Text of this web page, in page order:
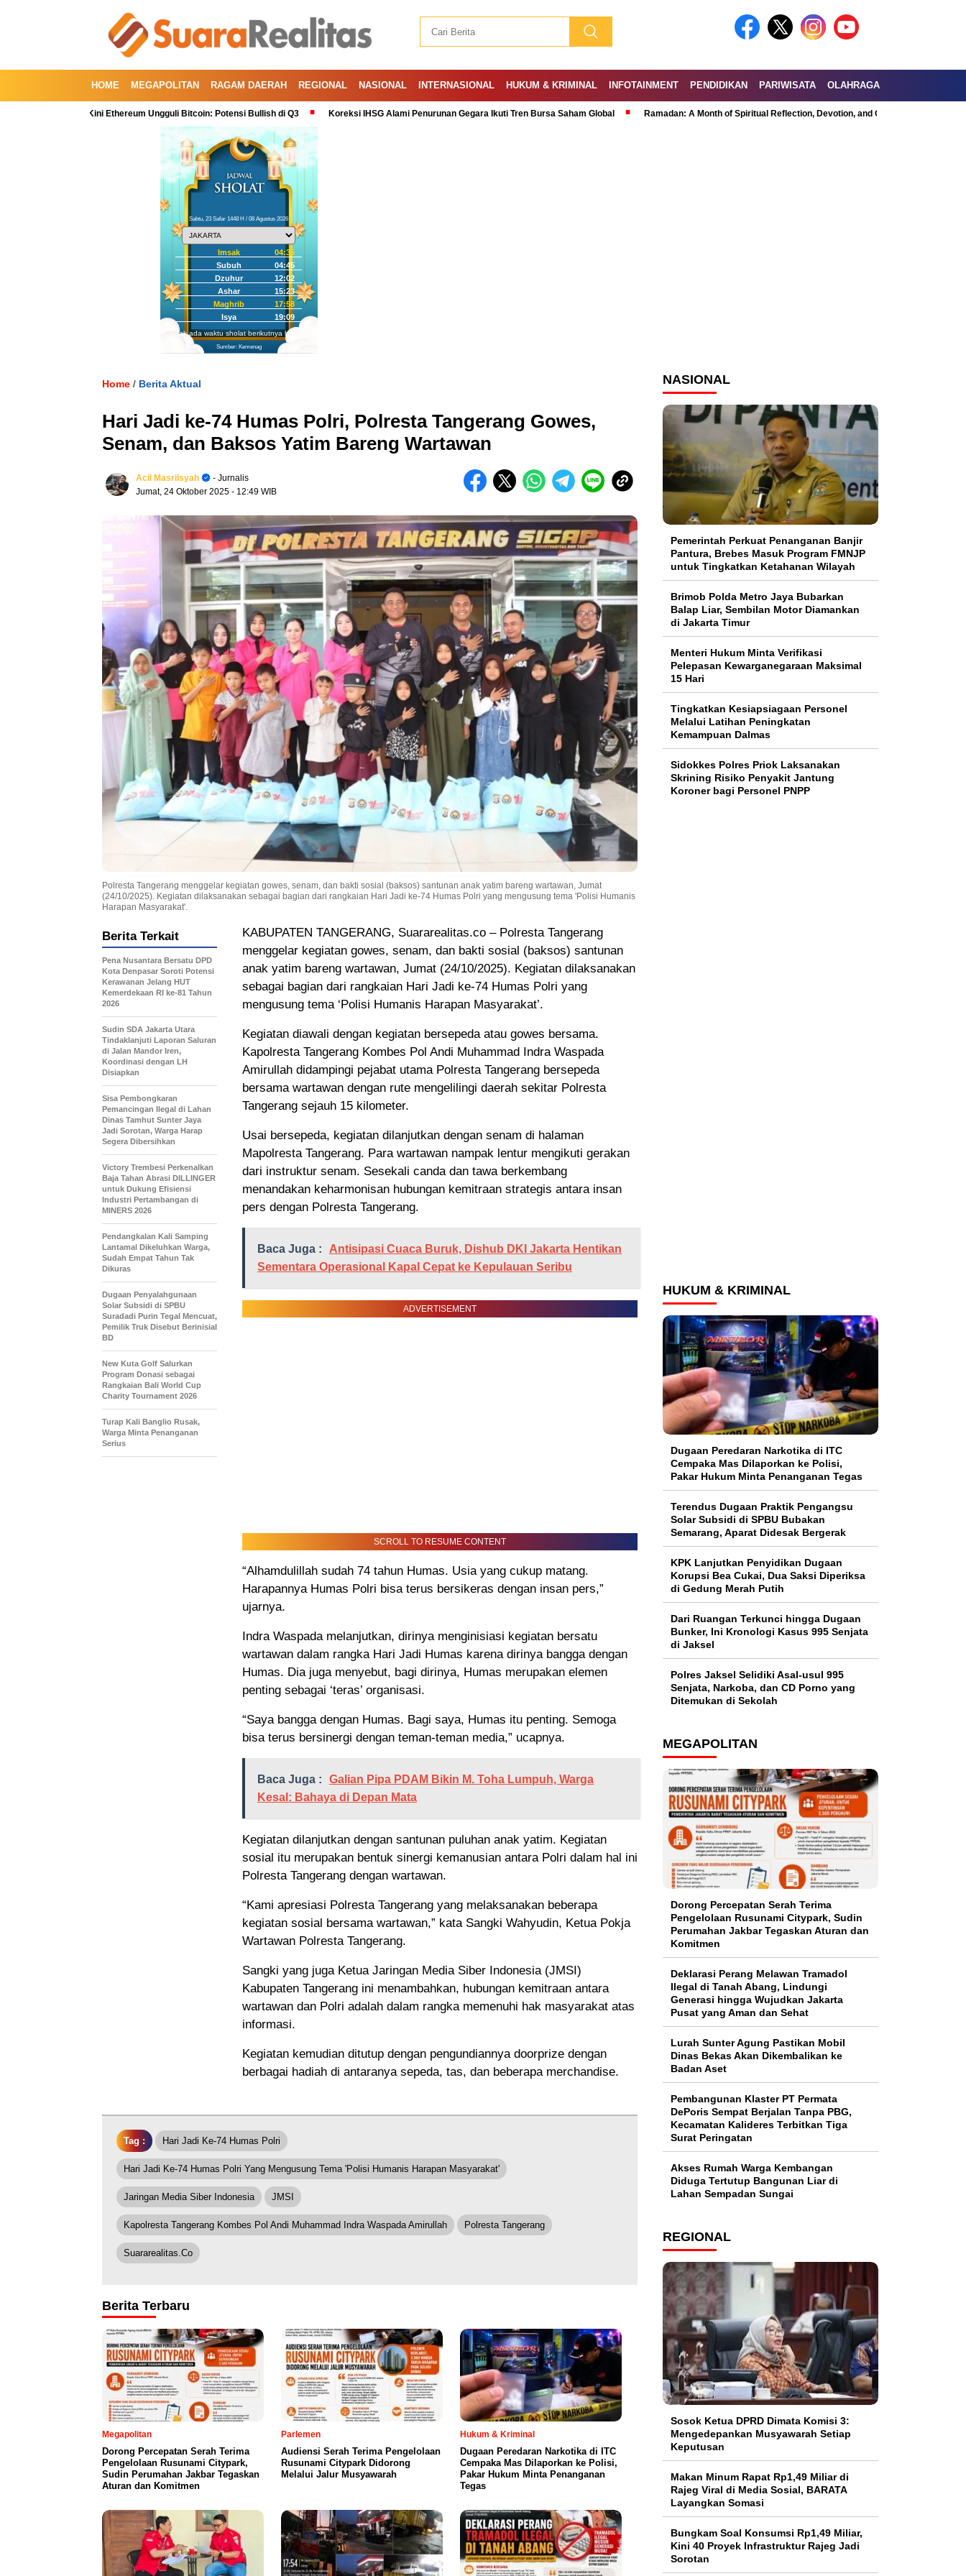
HOME MEGAPOLITAN RAGAM DAERAH REGIONAL NASIONAL INTERNASIONAL HUKUM & KRIMINAL INFOTAINMENT PENDIDIKAN PARIWISATA OLAHRAGA
Kedua, Kini Ethereum Ungguli Bitcoin: Potensi Bullish di Q3 Koreksi IHSG Alami Penurunan Gegara Ikuti Tren Bursa Saham Global Ramadan: A Month of Spiritual Reflection, Devotion, and Charity
Sabtu, 23 Safar 1448 H / 08 Agustus 2026
Imsak
04:35
Subuh
04:45
Dzuhur
12:02
Ashar
15:23
Maghrib
17:58
Isya
19:09
Tidak ada waktu sholat berikutnya hari ini.
Sumber: Kemenag
Home / Berita Aktual
Hari Jadi ke-74 Humas Polri, Polresta Tangerang Gowes,
Senam, dan Baksos Yatim Bareng Wartawan
Acil Masrilsyah
- Jurnalis
Jumat, 24 Oktober 2025 - 12:49 WIB
Polresta Tangerang menggelar kegiatan gowes, senam, dan bakti sosial (baksos) santunan anak yatim bareng wartawan, Jumat
(24/10/2025). Kegiatan dilaksanakan sebagai bagian dari rangkaian Hari Jadi ke-74 Humas Polri yang mengusung tema 'Polisi Humanis
Harapan Masyarakat'.
KABUPATEN TANGERANG, Suararealitas.co – Polresta Tangerang
menggelar kegiatan gowes, senam, dan bakti sosial (baksos) santunan
anak yatim bareng wartawan, Jumat (24/10/2025). Kegiatan dilaksanakan
sebagai bagian dari rangkaian Hari Jadi ke-74 Humas Polri yang
mengusung tema ‘Polisi Humanis Harapan Masyarakat’.
Kegiatan diawali dengan kegiatan bersepeda atau gowes bersama.
Kapolresta Tangerang Kombes Pol Andi Muhammad Indra Waspada
Amirullah didampingi pejabat utama Polresta Tangerang bersepeda
bersama wartawan dengan rute mengelilingi daerah sekitar Polresta
Tangerang sejauh 15 kilometer.
Usai bersepeda, kegiatan dilanjutkan dengan senam di halaman
Mapolresta Tangerang. Para wartawan nampak lentur mengikuti gerakan
dari instruktur senam. Sesekali canda dan tawa berkembang
menandakan keharmonisan hubungan kemitraan strategis antara insan
pers dengan Polresta Tangerang.
Baca Juga :
Antisipasi Cuaca Buruk, Dishub DKI Jakarta Hentikan
Sementara Operasional Kapal Cepat ke Kepulauan Seribu
ADVERTISEMENT
SCROLL TO RESUME CONTENT
“Alhamdulillah sudah 74 tahun Humas. Usia yang cukup matang.
Harapannya Humas Polri bisa terus bersikeras dengan insan pers,”
ujarnya.
Indra Waspada melanjutkan, dirinya menginisiasi kegiatan bersatu
wartawan dalam rangka Hari Jadi Humas karena dirinya bangga dengan
Humas. Dia juga menyebut, bagi dirinya, Humas merupakan elemen
penting sebagai ‘teras’ organisasi.
“Saya bangga dengan Humas. Bagi saya, Humas itu penting. Semoga
bisa terus bersinergi dengan teman-teman media,” ucapnya.
Baca Juga :
Galian Pipa PDAM Bikin M. Toha Lumpuh, Warga
Kesal: Bahaya di Depan Mata
Kegiatan dilanjutkan dengan santunan puluhan anak yatim. Kegiatan
sosial itu merupakan bentuk sinergi kemanusian antara Polri dalam hal ini
Polresta Tangerang dengan wartawan.
“Kami apresiasi Polresta Tangerang yang melaksanakan beberapa
kegiatan sosial bersama wartawan,” kata Sangki Wahyudin, Ketua Pokja
Wartawan Polresta Tangerang.
Sangki yang juga Ketua Jaringan Media Siber Indonesia (JMSI)
Kabupaten Tangerang ini menambahkan, hubungan kemitraan antara
wartawan dan Polri adalah dalam rangka memenuhi hak masyarakat atas
informasi.
Kegiatan kemudian ditutup dengan pengundiannya doorprize dengan
berbagai hadiah di antaranya sepeda, tas, dan beberapa merchandise.
Berita Terkait
Pena Nusantara Bersatu DPD
Kota Denpasar Soroti Potensi
Kerawanan Jelang HUT
Kemerdekaan RI ke-81 Tahun
2026
Sudin SDA Jakarta Utara
Tindaklanjuti Laporan Saluran
di Jalan Mandor Iren,
Koordinasi dengan LH
Disiapkan
Sisa Pembongkaran
Pemancingan Ilegal di Lahan
Dinas Tamhut Sunter Jaya
Jadi Sorotan, Warga Harap
Segera Dibersihkan
Victory Trembesi Perkenalkan
Baja Tahan Abrasi DILLINGER
untuk Dukung Efisiensi
Industri Pertambangan di
MINERS 2026
Pendangkalan Kali Samping
Lantamal Dikeluhkan Warga,
Sudah Empat Tahun Tak
Dikuras
‎Dugaan Penyalahgunaan
Solar Subsidi di SPBU
Suradadi Purin Tegal Mencuat,
Pemilik Truk Disebut Berinisial
BD
New Kuta Golf Salurkan
Program Donasi sebagai
Rangkaian Bali World Cup
Charity Tournament 2026
Turap Kali Banglio Rusak,
Warga Minta Penanganan
Serius
Tag : Hari Jadi Ke-74 Humas Polri
Hari Jadi Ke-74 Humas Polri Yang Mengusung Tema 'Polisi Humanis Harapan Masyarakat'
Jaringan Media Siber Indonesia JMSI
Kapolresta Tangerang Kombes Pol Andi Muhammad Indra Waspada Amirullah Polresta Tangerang
Suararealitas.co
Berita Terbaru
Megapolitan
Dorong Percepatan Serah Terima
Pengelolaan Rusunami Citypark,
Sudin Perumahan Jakbar Tegaskan
Aturan dan Komitmen
Parlemen
Audiensi Serah Terima Pengelolaan
Rusunami Citypark Didorong
Melalui Jalur Musyawarah
Hukum & Kriminal
Dugaan Peredaran Narkotika di ITC
Cempaka Mas Dilaporkan ke Polisi,
Pakar Hukum Minta Penanganan
Tegas
NASIONAL
Pemerintah Perkuat Penanganan Banjir
Pantura, Brebes Masuk Program FMNJP
untuk Tingkatkan Ketahanan Wilayah
Brimob Polda Metro Jaya Bubarkan
Balap Liar, Sembilan Motor Diamankan
di Jakarta Timur
Menteri Hukum Minta Verifikasi
Pelepasan Kewarganegaraan Maksimal
15 Hari
Tingkatkan Kesiapsiagaan Personel
Melalui Latihan Peningkatan
Kemampuan Dalmas
Sidokkes Polres Priok Laksanakan
Skrining Risiko Penyakit Jantung
Koroner bagi Personel PNPP
HUKUM & KRIMINAL
Dugaan Peredaran Narkotika di ITC
Cempaka Mas Dilaporkan ke Polisi,
Pakar Hukum Minta Penanganan Tegas
Terendus Dugaan Praktik Pengangsu
Solar Subsidi di SPBU Bubakan
Semarang, Aparat Didesak Bergerak
KPK Lanjutkan Penyidikan Dugaan
Korupsi Bea Cukai, Dua Saksi Diperiksa
di Gedung Merah Putih
Dari Ruangan Terkunci hingga Dugaan
Bunker, Ini Kronologi Kasus 995 Senjata
di Jaksel
Polres Jaksel Selidiki Asal-usul 995
Senjata, Narkoba, dan CD Porno yang
Ditemukan di Sekolah
MEGAPOLITAN
Dorong Percepatan Serah Terima
Pengelolaan Rusunami Citypark, Sudin
Perumahan Jakbar Tegaskan Aturan dan
Komitmen
Deklarasi Perang Melawan Tramadol
Ilegal di Tanah Abang, Lindungi
Generasi hingga Wujudkan Jakarta
Pusat yang Aman dan Sehat
Lurah Sunter Agung Pastikan Mobil
Dinas Bekas Akan Dikembalikan ke
Badan Aset
Pembangunan Klaster PT Permata
DePoris Sempat Berjalan Tanpa PBG,
Kecamatan Kalideres Terbitkan Tiga
Surat Peringatan
Akses Rumah Warga Kembangan
Diduga Tertutup Bangunan Liar di
Lahan Sempadan Sungai
REGIONAL
Sosok Ketua DPRD Dimata Komisi 3:
Mengedepankan Musyawarah Setiap
Keputusan
Makan Minum Rapat Rp1,49 Miliar di
Rajeg Viral di Media Sosial, BARATA
Layangkan Somasi
Bungkam Soal Konsumsi Rp1,49 Miliar,
Kini 40 Proyek Infrastruktur Rajeg Jadi
Sorotan